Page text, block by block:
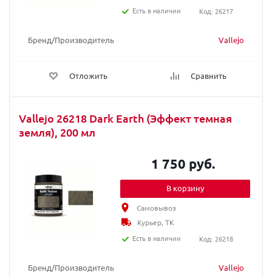
Бренд/Производитель Vallejo
Отложить Сравнить
Есть в наличии
Код: 26217
Vallejo 26218 Dark Earth (Эффект темная
земля), 200 мл
Бренд/Производитель Vallejo
1 750 руб.
В корзину
Самовывоз
Курьер, ТК
Есть в наличии
Код: 26218